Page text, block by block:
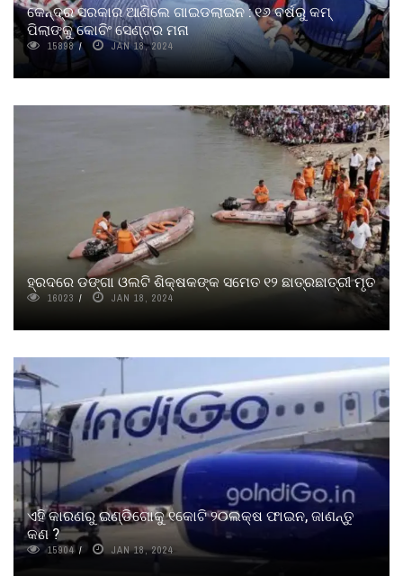
କେନ୍ଦ୍ର ସରକାର ଆଣିଲେ ଗାଇଡଲାଇନ : ୧୬ ବର୍ଷରୁ କମ୍‌
ପିଲାଙ୍କୁ କୋଚିଂ ସେଣ୍ଟର ମନା
15898 JAN 18, 2024
ହ୍ରଦରେ ଡଙ୍ଗା ଓଲଟି ଶିକ୍ଷକଙ୍କ ସମେତ ୧୨ ଛାତ୍ରଛାତ୍ରୀ ମୃତ
16023 JAN 18, 2024
ଏହି କାରଣରୁ ଇଣ୍ଡିଗୋକୁ ୧କୋଟି ୨୦ଲକ୍ଷ ଫାଇନ, ଜାଣନ୍ତୁ
କଣ ?
15904 JAN 18, 2024